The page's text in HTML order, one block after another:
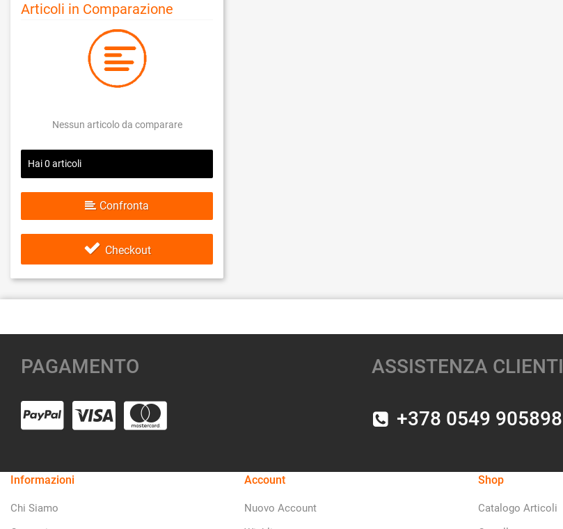
Articoli in Comparazione
Nessun articolo da comparare
Hai0 articoli
Confronta
Checkout
PAGAMENTO ASSISTENZA CLIENTI
+378 0549 905898
Informazioni
Chi Siamo
Account
Nuovo Account
Shop
Catalogo Articoli